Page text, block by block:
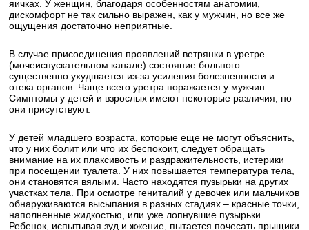
яичках. У женщин, благодаря особенностям анатомии,
дискомфорт не так сильно выражен, как у мужчин, но все же
ощущения достаточно неприятные.
В случае присоединения проявлений ветрянки в уретре
(мочеиспускательном канале) состояние больного
существенно ухудшается из-за усиления болезненности и
отека органов. Чаще всего уретра поражается у мужчин.
Симптомы у детей и взрослых имеют некоторые различия, но
они присутствуют.
У детей младшего возраста, которые еще не могут объяснить,
что у них болит или что их беспокоит, следует обращать
внимание на их плаксивость и раздражительность, истерики
при посещении туалета. У них повышается температура тела,
они становятся вялыми. Часто находятся пузырьки на других
участках тела. При осмотре гениталий у девочек или мальчиков
обнаруживаются высыпания в разных стадиях – красные точки,
наполненные жидкостью, или уже лопнувшие пузырьки.
Ребенок, испытывая зуд и жжение, пытается почесать прыщики